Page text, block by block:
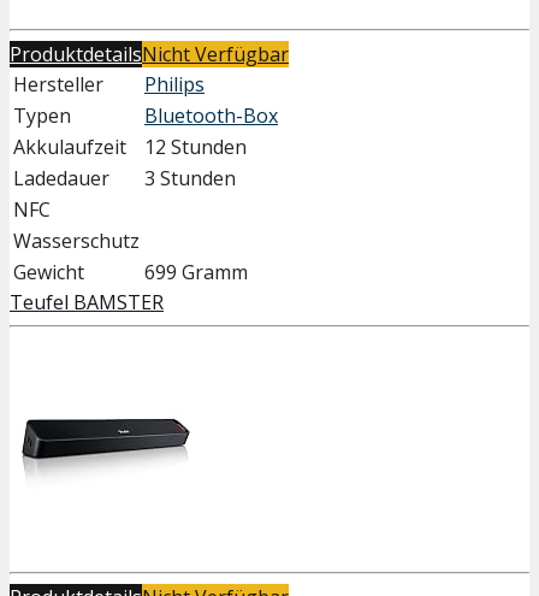
ProduktdetailsNicht Verfügbar
Hersteller
Philips
Typen
Bluetooth-Box
Akkulaufzeit
12 Stunden
Ladedauer
3 Stunden
NFC
Wasserschutz
Gewicht
699 Gramm
Teufel BAMSTER